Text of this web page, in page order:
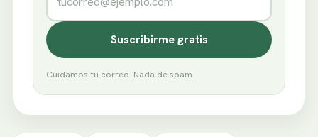
Suscribirme gratis
Cuidamos tu correo. Nada de spam.